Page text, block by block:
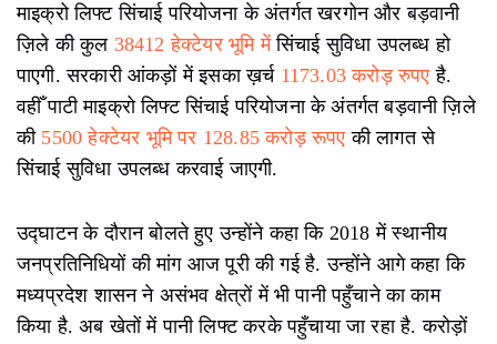
माइक्रो लिफ्ट सिंचाई परियोजना के अंतर्गत खरगोन और बड़वानी
ज़िले की कुल 38412 हेक्टेयर भूमि मेंसिंचाई सुविधा उपलब्ध हो
पाएगी. सरकारी आंकड़ों में इसका ख़र्च 1173.03 करोड़ रुपए है.
वहीँ पाटी माइक्रो लिफ्ट सिंचाई परियोजना के अंतर्गत बड़वानी ज़िले
की5500 हेक्टेयर भूमि पर 128.85 करोड़ रूपए की लागत से
सिंचाई सुविधा उपलब्ध करवाई जाएगी.
उद्घाटन के दौरान बोलते हुए उन्होंने कहा कि 2018 में स्थानीय
जनप्रतिनिधियों की मांग आज पूरी की गई है. उन्होंने आगे कहा कि
मध्यप्रदेश शासन ने असंभव क्षेत्रों में भी पानी पहुँचाने का काम
किया है. अब खेतों में पानी लिफ्ट करके पहुँचाया जा रहा है. करोड़ों